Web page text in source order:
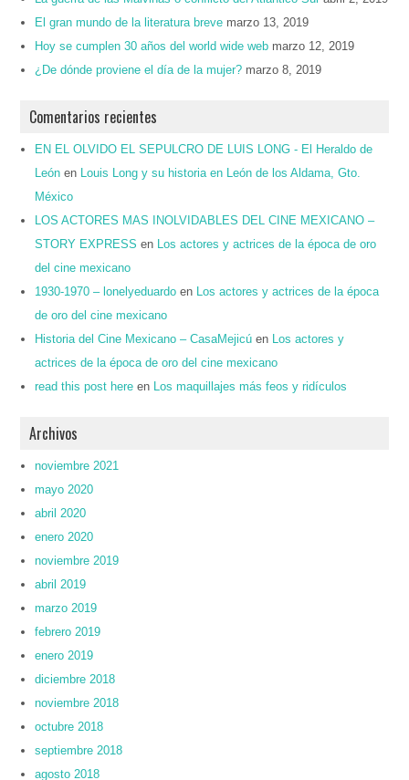
El gran mundo de la literatura breve marzo 13, 2019
Hoy se cumplen 30 años del world wide web marzo 12, 2019
¿De dónde proviene el día de la mujer? marzo 8, 2019
Comentarios recientes
EN EL OLVIDO EL SEPULCRO DE LUIS LONG - El Heraldo de
León en
Louis Long y su historia en León de los Aldama, Gto.
México
LOS ACTORES MAS INOLVIDABLES DEL CINE MEXICANO –
STORY EXPRESS en
Los actores y actrices de la época de oro
del cine mexicano
1930-1970 – lonelyeduardo en
Los actores y actrices de la época
de oro del cine mexicano
Historia del Cine Mexicano – CasaMejicú en
Los actores y
actrices de la época de oro del cine mexicano
read this post here en Los maquillajes más feos y ridículos
Archivos
noviembre 2021
mayo 2020
abril 2020
enero 2020
noviembre 2019
abril 2019
marzo 2019
febrero 2019
enero 2019
diciembre 2018
noviembre 2018
octubre 2018
septiembre 2018
agosto 2018